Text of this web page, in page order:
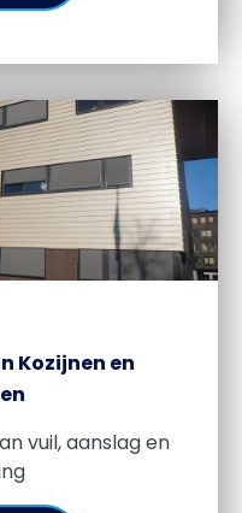
Kozijnen en
vuil, aanslag en